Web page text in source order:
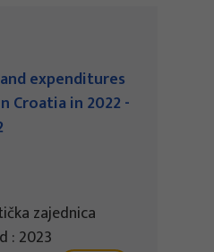
expenditures
Croatia in 2022 -
zajednica
: 2023